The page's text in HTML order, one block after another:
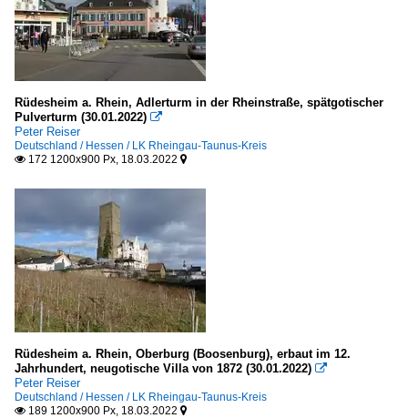
Rüdesheim a. Rhein, Adlerturm in der Rheinstraße, spätgotischer
Pulverturm (30.01.2022) 
Peter Reiser
Deutschland / Hessen / LK Rheingau-Taunus-Kreis
 172 1200x900 Px, 18.03.2022 
Rüdesheim a. Rhein, Oberburg (Boosenburg), erbaut im 12.
Jahrhundert, neugotische Villa von 1872 (30.01.2022) 
Peter Reiser
Deutschland / Hessen / LK Rheingau-Taunus-Kreis
 189 1200x900 Px, 18.03.2022 